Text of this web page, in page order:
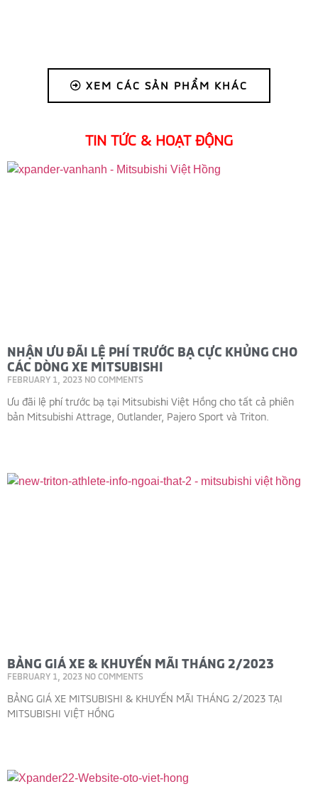
XEM CÁC SẢN PHẨM KHÁC
TIN TỨC & HOẠT ĐỘNG
NHẬN ƯU ĐÃI LỆ PHÍ TRƯỚC BẠ CỰC KHỦNG CHO
CÁC DÒNG XE MITSUBISHI
FEBRUARY 1, 2023 NO COMMENTS
Ưu đãi lệ phí trước bạ tại Mitsubishi Việt Hồng cho tất cả phiên
bản Mitsubishi Attrage, Outlander, Pajero Sport và Triton.
BẢNG GIÁ XE & KHUYẾN MÃI THÁNG 2/2023
FEBRUARY 1, 2023 NO COMMENTS
BẢNG GIÁ XE MITSUBISHI & KHUYẾN MÃI THÁNG 2/2023 TẠI
MITSUBISHI VIỆT HỒNG